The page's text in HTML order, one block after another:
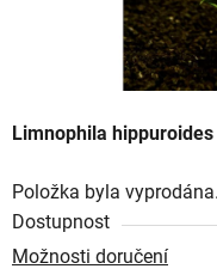
Limnophila hippuroides
Položka byla
Dostupnost
Možnosti doručení